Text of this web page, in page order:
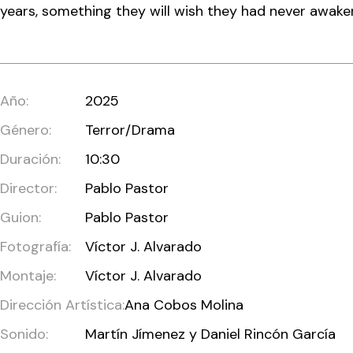
years, something they will wish they had never
Año:
2025
Género:
Terror/Drama
Duración:
10:30
Director:
Pablo Pastor
Guion:
Pablo Pastor
Fotografía:
Víctor J. Alvarado
Montaje:
Víctor J. Alvarado
Dirección Artística:Ana Cobos Molina
Sonido:
Martín Jímenez y Daniel Rincón García